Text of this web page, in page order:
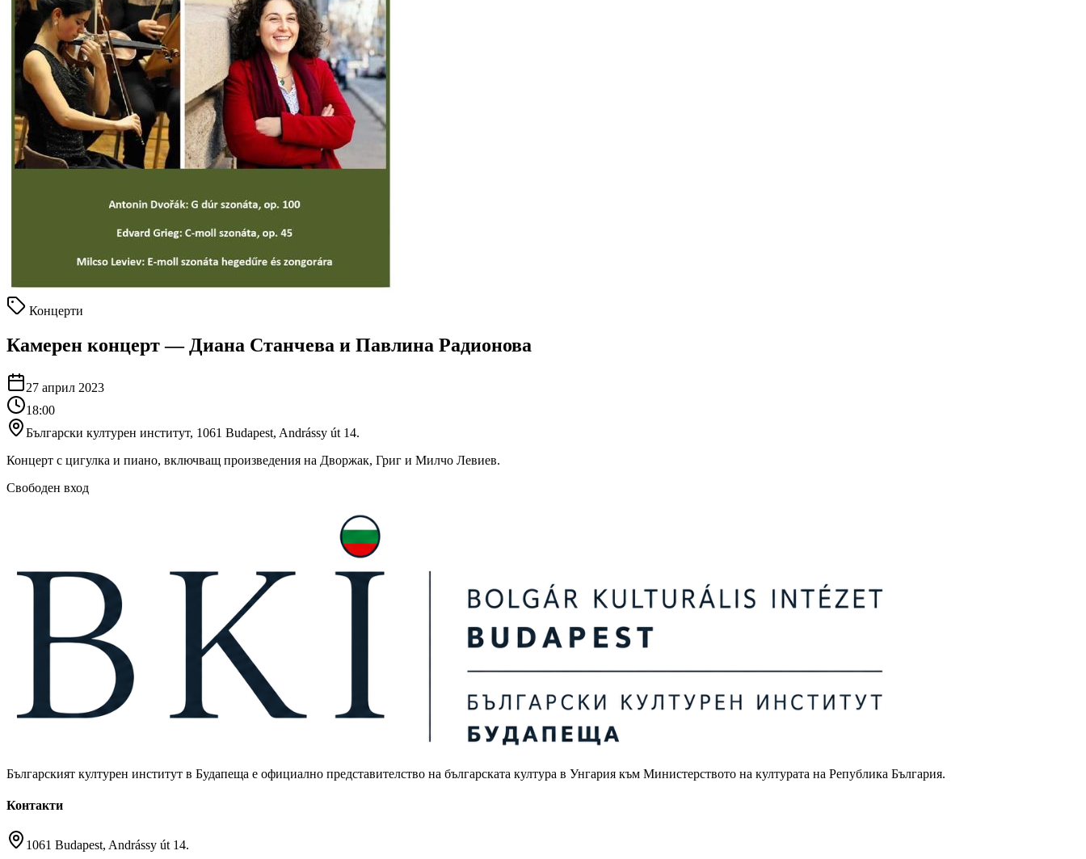
Концерти
Камерен концерт — Диана Станчева и Павлина Радионова
27 април 2023
18:00
Български културен институт, 1061 Budapest, Andrássy út 14.
Концерт с цигулка и пиано, включващ произведения на Дворжак, Григ и Милчо Левиев.
Свободен вход
Българският културен институт в Будапеща е официално представителство на българската култура в Унгария към Министерството на културата на Република България.
Контакти
1061 Budapest, Andrássy út 14.